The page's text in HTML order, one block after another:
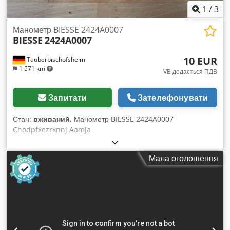
описового характеру. Покупець має право оглянути товар
перед його вивезенням та несе відповідальність за
встановлення, безпечне розміщення та використання
обладнання на місці призначення. Зовнішня довідка: 8359
1 /3
Tauberbischofsheim
1 571 km
Манометр BIESSE 2424A0007
BIESSE 2424A0007
10 EUR
VB додається ПДВ
Запитати Зателефонувати
Стан: вживаний, Манометр BIESSE 2424A0007
Chodpfxezrxnnj Aamja
Мала оголошення